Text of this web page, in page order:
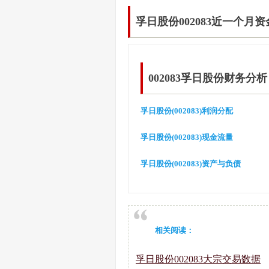
孚日股份002083近一个月资
002083孚日股份财务分析
孚日股份(002083)利润分配
孚日股份(002083)现金流量
孚日股份(002083)资产与负债
相关阅读：
孚日股份002083大宗交易数据